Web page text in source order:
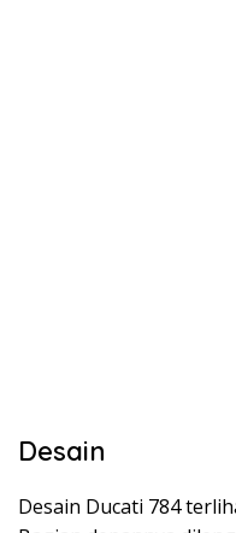
Desain
Desain Ducati 784